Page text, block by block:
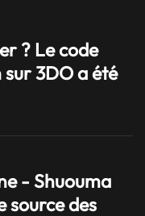
? Le code
3DO a été
- Shuouma
source des